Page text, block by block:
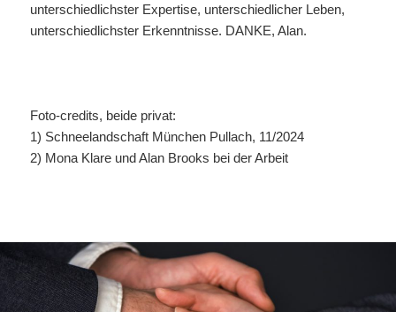
unterschiedlichster Expertise, unterschiedlicher Leben,
unterschiedlichster Erkenntnisse. DANKE, Alan.
Foto-credits, beide privat:
1) Schneelandschaft München Pullach, 11/2024
2) Mona Klare und Alan Brooks bei der Arbeit